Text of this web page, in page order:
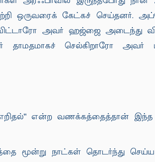
ஒருவரைக் கேட்கச் செய்தனர்.
அவர் ஹஜ்ஜை அடைந்து
தாமதமாகச் செல்கிறாரோ அவர்
எறிதல்'' என்ற வணக்கத்தைத்தான்
மூன்று நாட்கள் தொடர்ந்து